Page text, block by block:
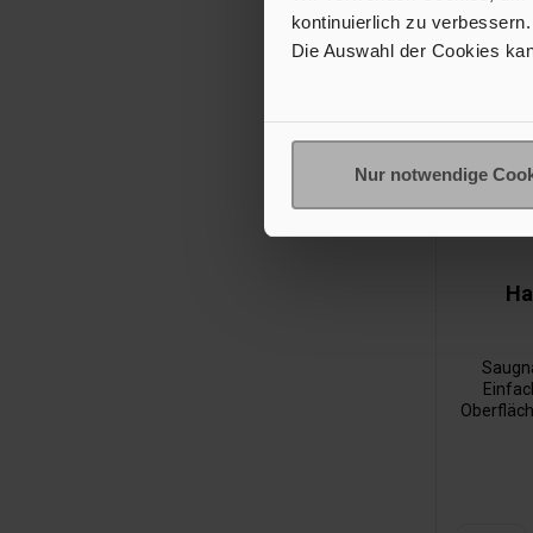
kontinuierlich zu verbessern.
Die Auswahl der Cookies
Nur notwendige